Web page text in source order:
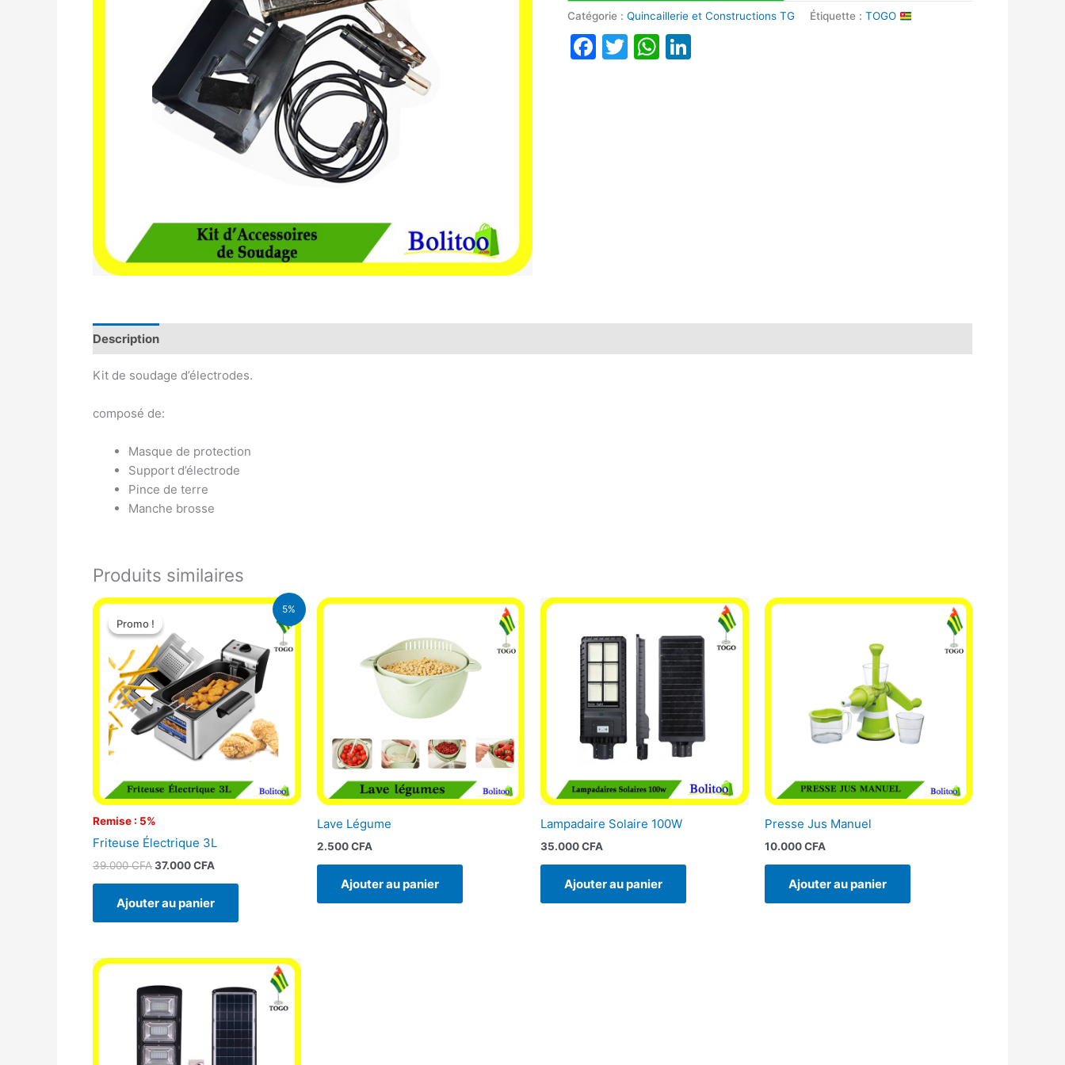
Catégorie :Quincaillerie et Constructions TG Étiquette :TOGO
Facebook
TwitterWhatsApp
Description
Kit de soudage d’électrodes.
composé de:
Masque de protection
Support d’électrode
Pince de terre
Manche brosse
Produits similaires
5%
Promo !
Remise : 5%
Promo !
Friteuse Électrique 3L
39.000CFA
Le
initial
était :
39.000 CFA.
37.000CFA
Le
est :
37.000 CFA.
Ajouter au panier
Lave Légume
2.500CFA
Ajouter au panier
Lampadaire Solaire 100W
35.000CFA
Ajouter au panier
Presse Jus Manuel
10.000CFA
Ajouter au panier